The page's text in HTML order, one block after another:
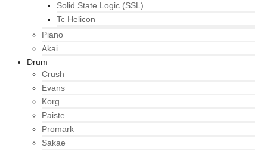
Solid State Logic (SSL)
Tc Helicon
Piano
Akai
Drum
Crush
Evans
Korg
Paiste
Promark
Sakae